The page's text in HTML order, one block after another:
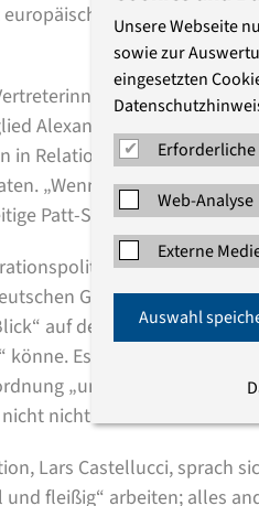
Recht“,
und Vertretern
Alexander Throm verwies
in Relation zur Zahl der
„Wenn wir den
Patt-Situation auflösen“,
Sprecherin
Grenzen
auf den Umstand, dass
Es müsse „intensiv
„unvollkommen“,
nicht anwenden“.
Lars Castellucci, sprach
fleißig“ arbeiten; alles
Unsere Webseite
sowie zur
eingesetzten
Erforderliche
Web-Analyse
Externe
Auswahl